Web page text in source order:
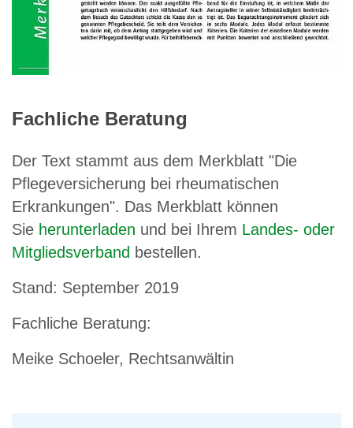
Fachliche Beratung
Der Text stammt aus dem Merkblatt "Die
Pflegeversicherung bei rheumatischen
Erkrankungen". Das Merkblatt können
Sie herunterladen und bei Ihrem Landes- oder
Mitgliedsverband bestellen.
Stand: September 2019
Fachliche Beratung:
Meike Schoeler, Rechtsanwältin